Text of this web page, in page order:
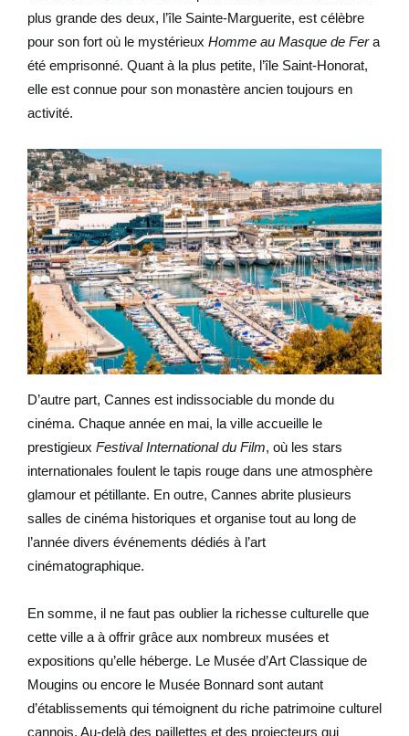
plus grande des deux, l’île Sainte-Marguerite, est célèbre
pour son fort où le mystérieux Homme au Masque de Fera
été emprisonné. Quant à la plus petite, l’île Saint-Honorat,
elle est connue pour son monastère ancien toujours en
activité.
D’autre part, Cannes est indissociable du monde du
cinéma. Chaque année en mai, la ville accueille le
prestigieux Festival International du Film, où les stars
internationales foulent le tapis rouge dans une atmosphère
glamour et pétillante. En outre, Cannes abrite plusieurs
salles de cinéma historiques et organise tout au long de
l’année divers événements dédiés à l’art
cinématographique.
En somme, il ne faut pas oublier la richesse culturelle que
cette ville a à offrir grâce aux nombreux musées et
expositions qu’elle héberge. Le Musée d’Art Classique de
Mougins ou encore le Musée Bonnard sont autant
d’établissements qui témoignent du riche patrimoine culturel
cannois. Au-delà des paillettes et des projecteurs qui